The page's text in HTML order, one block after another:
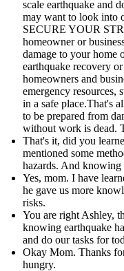
scale earthquake and
may want to look into
SECURE YOUR
homeowner or
damage to your
earthquake recovery
homeowners and
emergency resources,
in a safe place.That's
to be prepared from
without work is dead.
That's it, did you
mentioned some
hazards. And
Yes, mom. I have
he gave us more
risks.
You are right Ashley,
knowing earthquake
and do our tasks for
Okay Mom. Thanks
hungry.